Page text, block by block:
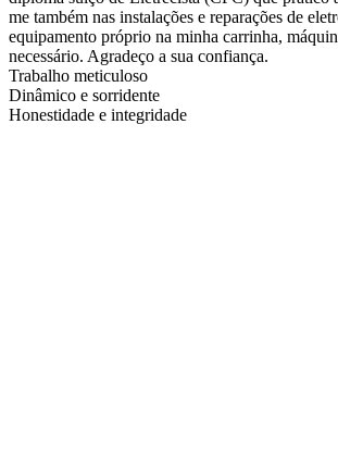
me também nas instalações e reparações de
equipamento próprio na minha carrinha,
necessário. Agradeço a sua confiança.
Trabalho meticuloso
Dinâmico e sorridente
Honestidade e integridade